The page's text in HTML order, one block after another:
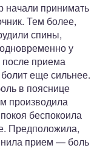
начали принимать
Тем более,
спины,
у
после приема
еще сильнее.
в пояснице
производила
беспокоила
Предположила,
прием — боль